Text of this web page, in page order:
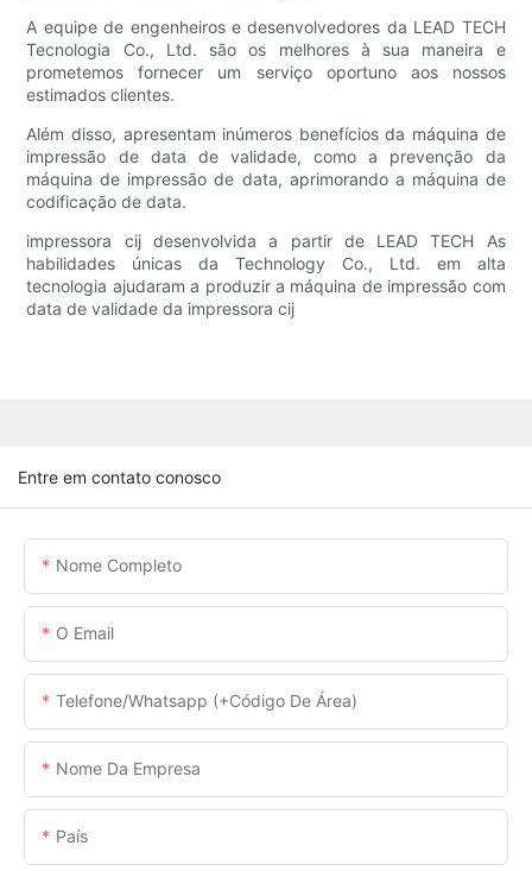
A equipe de engenheiros e desenvolvedores da LEAD TECH
Tecnologia Co., Ltd. são os melhores à sua maneira e
prometemos fornecer um serviço oportuno aos nossos
estimados clientes.
Além disso, apresentam inúmeros benefícios da máquina de
impressão de data de validade, como a prevenção da
máquina de impressão de data, aprimorando a máquina de
codificação de data.
impressora cij desenvolvida a partir de LEAD TECH As
habilidades únicas da Technology Co., Ltd. em alta
tecnologia ajudaram a produzir a máquina de impressão com
data de validade da impressora cij
Entre em contato conosco
Nome Completo
O Email
Telefone/whatsapp (+código De Área)
Nome Da Empresa
País